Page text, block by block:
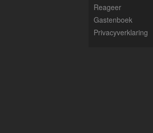
Reageer
Gastenboek
Privacyverklaring